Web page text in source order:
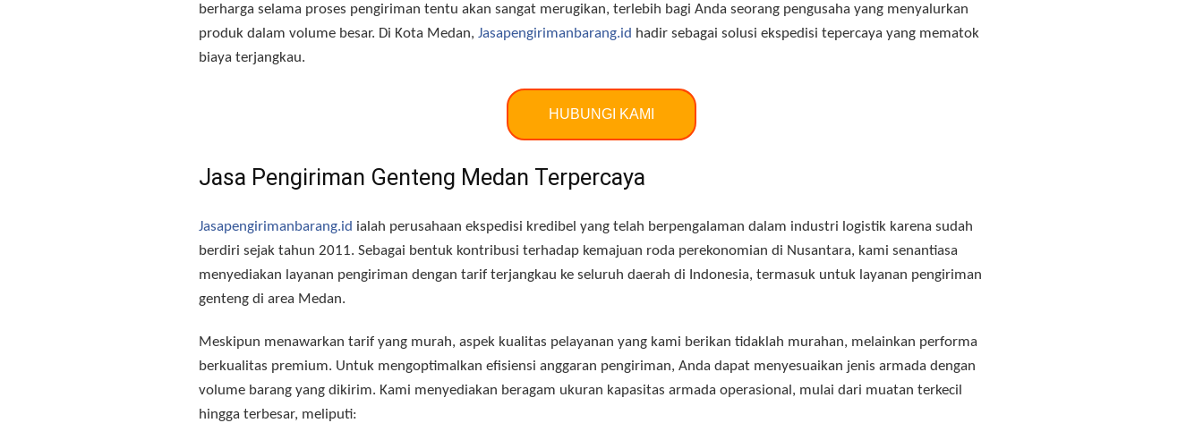
berharga selama proses pengiriman tentu akan sangat merugikan, terlebih bagi Anda seorang pengusaha yang menyalurkan
produk dalam volume besar. Di Kota Medan, Jasapengirimanbarang.id hadir sebagai solusi ekspedisi tepercaya yang mematok
biaya terjangkau.
HUBUNGI KAMI
Jasa Pengiriman Genteng Medan Terpercaya
Jasapengirimanbarang.id ialah perusahaan ekspedisi kredibel yang telah berpengalaman dalam industri logistik karena sudah
berdiri sejak tahun 2011. Sebagai bentuk kontribusi terhadap kemajuan roda perekonomian di Nusantara, kami senantiasa
menyediakan layanan pengiriman dengan tarif terjangkau ke seluruh daerah di Indonesia, termasuk untuk layanan pengiriman
genteng di area Medan.
Meskipun menawarkan tarif yang murah, aspek kualitas pelayanan yang kami berikan tidaklah murahan, melainkan performa
berkualitas premium. Untuk mengoptimalkan efisiensi anggaran pengiriman, Anda dapat menyesuaikan jenis armada dengan
volume barang yang dikirim. Kami menyediakan beragam ukuran kapasitas armada operasional, mulai dari muatan terkecil
hingga terbesar, meliputi: